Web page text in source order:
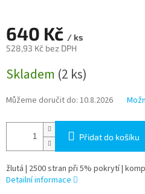
640 Kč / ks
528,93 Kč bez DPH
cena:
Skladem (2 ks)
Můžeme doručit do: 10.8.2026
Přidat do košíku
žlutá | 2500 stran při 5% pokrytí |
Detailní informace